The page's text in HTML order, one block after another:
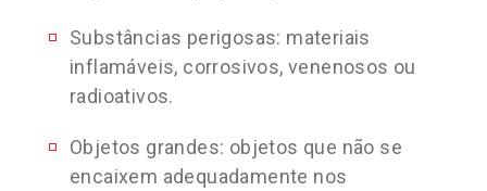
Substâncias perigosas: materiais
inflamáveis, corrosivos, venenosos ou
radioativos.
Objetos grandes: objetos que não se
encaixem adequadamente nos